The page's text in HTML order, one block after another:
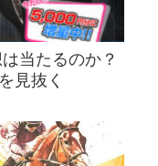
当たるのか？
見抜く